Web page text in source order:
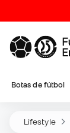
Botas de fútbol
Lifestyle